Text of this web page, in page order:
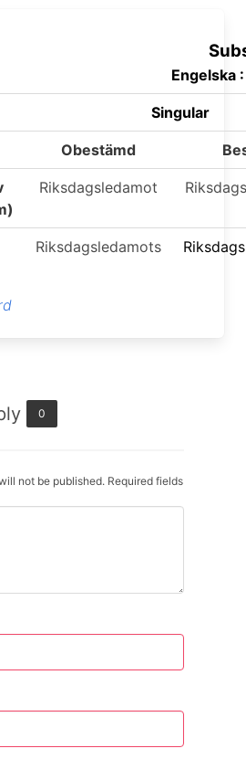
Engelska
Singular
Obestämd
Riksdagsledamot
Riksdagsledamots
0
not be published. Required fields